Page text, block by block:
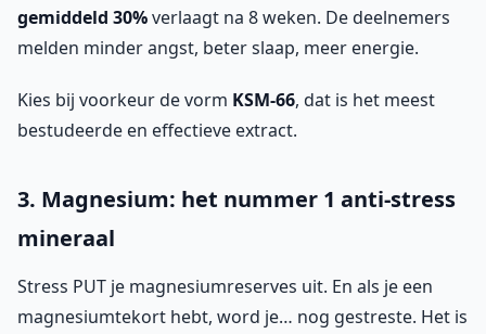
gemiddeld 30%verlaagt na 8 weken. De deelnemers
melden minder angst, beter slaap, meer energie.
Kies bij voorkeur de vorm KSM-66, dat is het meest
bestudeerde en effectieve extract.
3. Magnesium: het nummer 1 anti-stress
mineraal
Stress PUT je magnesiumreserves uit. En als je een
magnesiumtekort hebt, word je… nog gestreste. Het is